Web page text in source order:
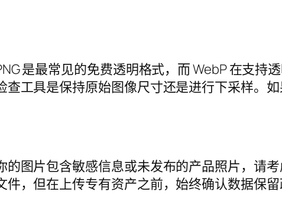
是最常见的免费透明格式，而 WebP 在支持
工具是保持原始图像尺寸还是进行下采样。
图片包含敏感信息或未发布的产品照片，请
，但在上传专有资产之前，始终确认数据保留